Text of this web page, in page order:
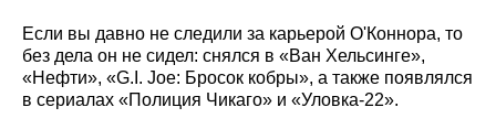
Если вы давно не следили за карьерой О'Коннора, то
без дела он не сидел: снялся в «Ван Хельсинге»,
«Нефти», «G.I. Joe: Бросок кобры», а также появлялся
в сериалах «Полиция Чикаго» и «Уловка-22».